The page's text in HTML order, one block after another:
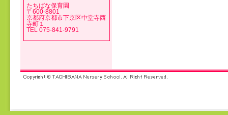
たちばな保育園
〒600-8801
京都府京都市下京区中堂寺西
寺町１
TEL 075-841-9791